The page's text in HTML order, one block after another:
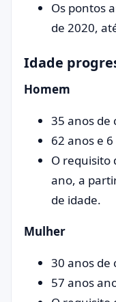
Os pontos
de 2020,
Idade
Homem
35 anos de
62 anos e
O requisito
ano, a
de idade.
Mulher
30 anos de
57 anos